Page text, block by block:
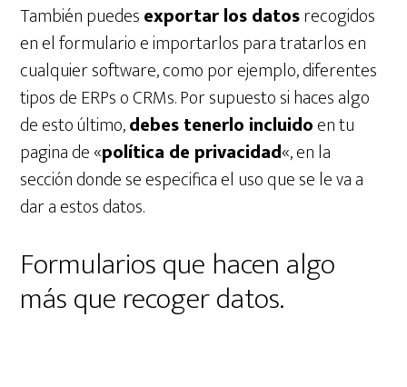
También puedesexportar los datosrecogidos
en el formulario e importarlos para tratarlos en
cualquier software, como por ejemplo, diferentes
tipos de ERPs o CRMs. Por supuesto si haces algo
de esto último,debes tenerlo incluidoen tu
pagina de «política de privacidad«, en la
sección donde se especifica el uso que se le va a
dar a estos datos.
Formularios que hacen algo
más que recoger datos.